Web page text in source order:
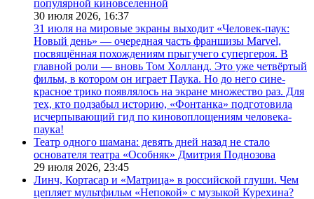
популярной киновселенной
30 июля 2026, 16:37
31 июля на мировые экраны выходит «Человек-паук:
Новый день» — очередная часть франшизы Marvel,
посвящённая похождениям прыгучего супергероя. В
главной роли — вновь Том Холланд. Это уже четвёртый
фильм, в котором он играет Паука. Но до него сине-
красное трико появлялось на экране множество раз. Для
тех, кто подзабыл историю, «Фонтанка» подготовила
исчерпывающий гид по киновоплощениям человека-
паука!
Театр одного шамана: девять дней назад не стало
основателя театра «Особняк» Дмитрия Поднозова
29 июля 2026, 23:45
Линч, Кортасар и «Матрица» в российской глуши. Чем
цепляет мультфильм «Непокой» с музыкой Курехина?